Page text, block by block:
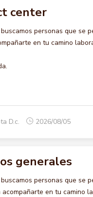
center
personas que se
en tu camino
D.c. 2026/08/05
generales
personas que se
acompañarte en tu camino